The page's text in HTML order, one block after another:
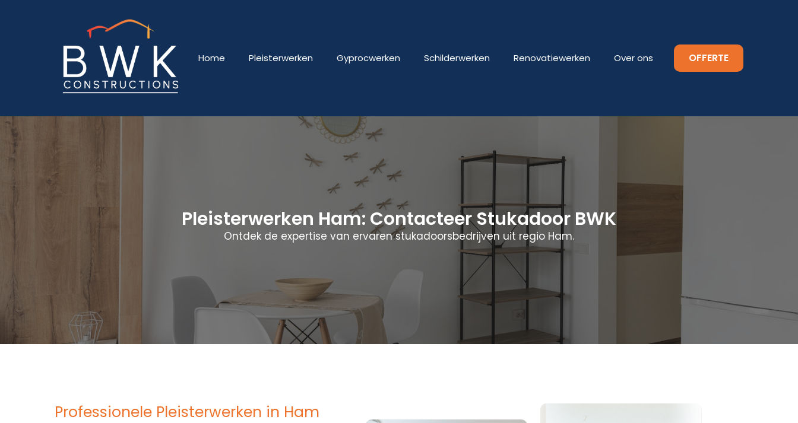
Home Pleisterwerken Gyprocwerken Schilderwerken Renovatiewerken Over ons OFFERTE
Pleisterwerken Ham: Contacteer Stukadoor BWK
Ontdek de expertise van ervaren stukadoorsbedrijven uit regio Ham.
Professionele Pleisterwerken in Ham